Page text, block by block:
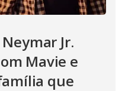
Jr.
Mavie e
que